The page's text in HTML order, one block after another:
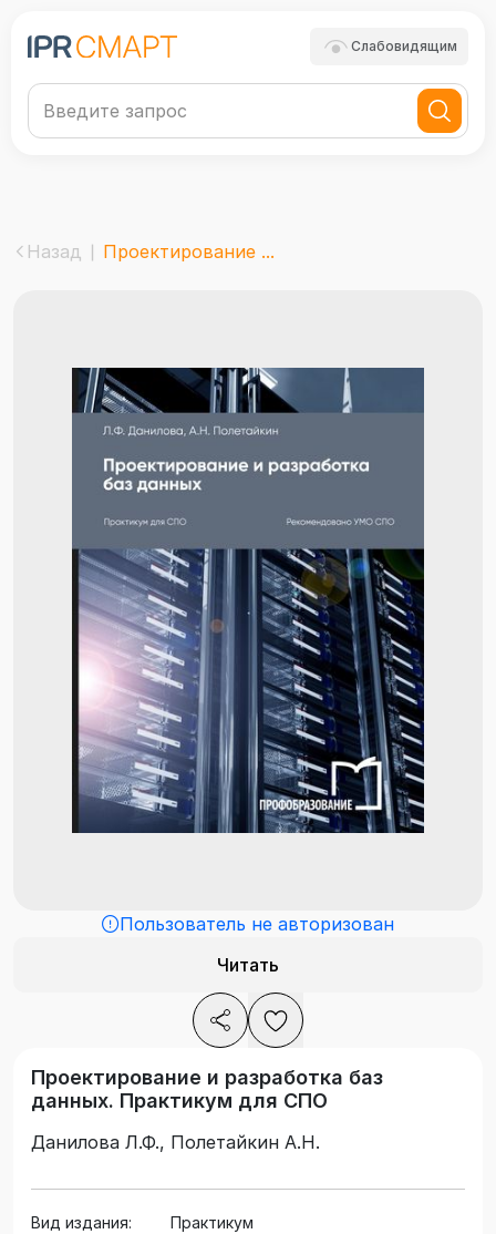
Слабовидящим
Назад Проектирование ...
Пользователь не авторизован
Читать
Проектирование и разработка баз
данных. Практикум для СПО
Данилова Л.Ф., Полетайкин А.Н.
Вид издания:
Практикум